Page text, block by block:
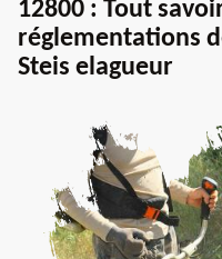
12800 : Tout
réglementations
Steis elagueur